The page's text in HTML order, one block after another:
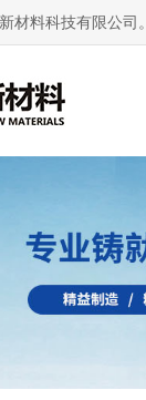
材料科技有限公司。